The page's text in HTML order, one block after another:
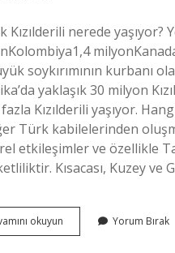
Kızılderili nerede
soykırımının kurbanı
yaklaşık 30 milyon
Kızılderili yaşıyor.
Türk kabilelerinden
etkileşimler ve özellikle
Kısacası, Kuzey ve
okuyun
Çok
Yorum Bırak